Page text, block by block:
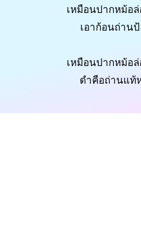
เหมือนปากหม้อ
เอาก้อนถ่านป้
เหมือนปากหม้อ
ดำคือถ่านแท้